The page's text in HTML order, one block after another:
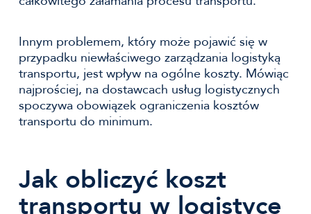
Innym problemem, który może pojawić się w
przypadku niewłaściwego zarządzania logistyką
transportu, jest wpływ na ogólne koszty. Mówiąc
najprościej, na dostawcach usług logistycznych
spoczywa obowiązek ograniczenia kosztów
transportu do minimum.
Jak obliczyć koszt
transportu w logistyce